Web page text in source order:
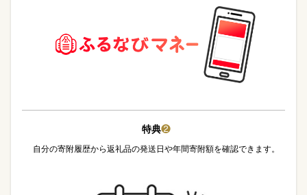
特典❷
自分の寄附履歴から返礼品の発送日や年間寄附額を確認できます。